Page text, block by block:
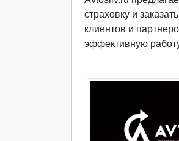
страховку и
клиентов и
эффективную